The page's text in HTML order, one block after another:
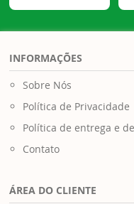
INFORMAÇÕES
Sobre Nós
Política de Privacidade
Política de entrega e
Contato
ÁREA DO CLIENTE